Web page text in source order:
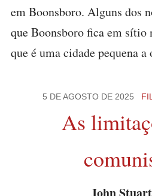
em Boonsboro. Alguns dos
que Boonsboro fica em sítio
que é uma cidade pequena
5 DE AGOSTO DE 2025
As
John